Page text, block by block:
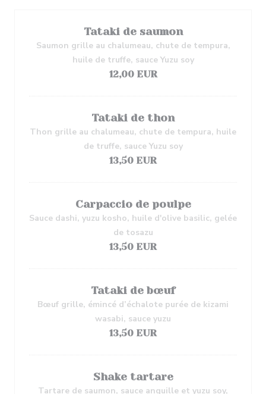
Tataki de saumon
Saumon grille au chalumeau, chute de tempura,
huile de truffe, sauce Yuzu soy
12,00 EUR
Tataki de thon
Thon grille au chalumeau, chute de tempura, huile
de truffe, sauce Yuzu soy
13,50 EUR
Carpaccio de poulpe
Sauce dashi, yuzu kosho, huile d'olive basilic, gelée
de tosazu
13,50 EUR
Tataki de bœuf
Bœuf grille, émincé d’échalote purée de kizami
wasabi, sauce yuzu
13,50 EUR
Shake tartare
Tartare de saumon, sauce anguille et yuzu soy,